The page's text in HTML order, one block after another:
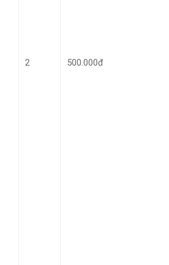
2 500.000đ